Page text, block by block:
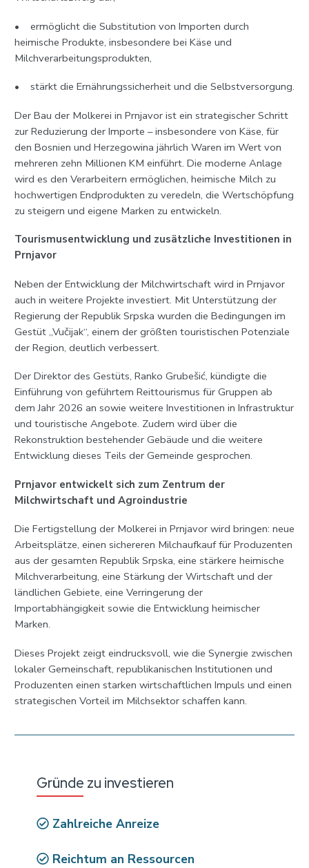
• ermöglicht die Substitution von Importen durch
heimische Produkte, insbesondere bei Käse und
Milchverarbeitungsprodukten,
• stärkt die Ernährungssicherheit und die Selbstversorgung.
Der Bau der Molkerei in Prnjavor ist ein strategischer Schritt
zur Reduzierung der Importe – insbesondere von Käse, für
den Bosnien und Herzegowina jährlich Waren im Wert von
mehreren zehn Millionen KM einführt. Die moderne Anlage
wird es den Verarbeitern ermöglichen, heimische Milch zu
hochwertigen Endprodukten zu veredeln, die Wertschöpfung
zu steigern und eigene Marken zu entwickeln.
Tourismusentwicklung und zusätzliche Investitionen in
Prnjavor
Neben der Entwicklung der Milchwirtschaft wird in Prnjavor
auch in weitere Projekte investiert. Mit Unterstützung der
Regierung der Republik Srpska wurden die Bedingungen im
Gestüt „Vučijak“, einem der größten touristischen Potenziale
der Region, deutlich verbessert.
Der Direktor des Gestüts, Ranko Grubešić, kündigte die
Einführung von geführtem Reittourismus für Gruppen ab
dem Jahr 2026 an sowie weitere Investitionen in Infrastruktur
und touristische Angebote. Zudem wird über die
Rekonstruktion bestehender Gebäude und die weitere
Entwicklung dieses Teils der Gemeinde gesprochen.
Prnjavor entwickelt sich zum Zentrum der
Milchwirtschaft und Agroindustrie
Die Fertigstellung der Molkerei in Prnjavor wird bringen: neue
Arbeitsplätze, einen sichereren Milchaufkauf für Produzenten
aus der gesamten Republik Srpska, eine stärkere heimische
Milchverarbeitung, eine Stärkung der Wirtschaft und der
ländlichen Gebiete, eine Verringerung der
Importabhängigkeit sowie die Entwicklung heimischer
Marken.
Dieses Projekt zeigt eindrucksvoll, wie die Synergie zwischen
lokaler Gemeinschaft, republikanischen Institutionen und
Produzenten einen starken wirtschaftlichen Impuls und einen
strategischen Vorteil im Milchsektor schaffen kann.
Gründe zu investieren
Zahlreiche Anreize
Reichtum an Ressourcen